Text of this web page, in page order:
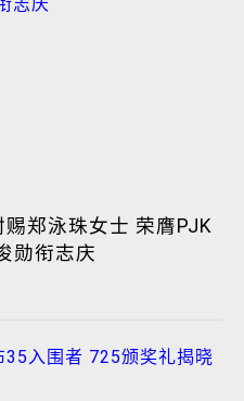
郑泳珠女士 荣膺PJK
勋衔志庆